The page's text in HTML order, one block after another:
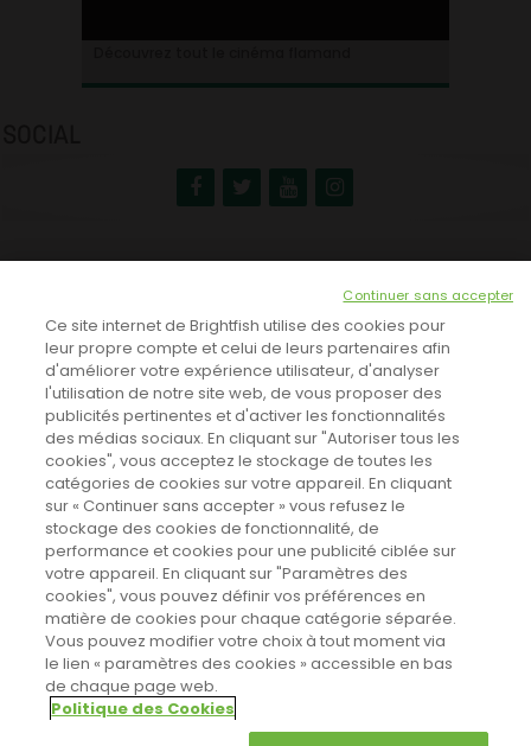
TOUTES LES NEWS
CINEVOX SUR FACEBOOK
Designed byPoids Plume
© Copyright 2011-2026, All Rights Reserved -Politique de cookies
Sahifa ThemeLicense is not validated, Go to the theme options
page to validate the license, You need a single license for each
Ce site internet de Brightfish utilise des cookies pour
leur propre compte et celui de leurs partenaires afin
d'améliorer votre expérience utilisateur, d'analyser
l'utilisation de notre site web, de vous proposer des
publicités pertinentes et d'activer les fonctionnalités
des médias sociaux. En cliquant sur "Autoriser tous les
cookies", vous acceptez le stockage de toutes les
catégories de cookies sur votre appareil. En cliquant
sur « Continuer sans accepter » vous refusez le
stockage des cookies de fonctionnalité, de
performance et cookies pour une publicité ciblée sur
votre appareil. En cliquant sur "Paramètres des
cookies", vous pouvez définir vos préférences en
matière de cookies pour chaque catégorie séparée.
Vous pouvez modifier votre choix à tout moment via
le lien « paramètres des cookies » accessible en bas
de chaque page web.
Politique des Cookies
Continuer sans accepter